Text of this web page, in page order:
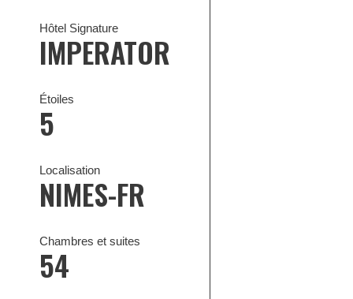
Hôtel Signature
IMPERATOR
Étoiles
5
Localisation
NIMES-FR
Chambres et suites
54